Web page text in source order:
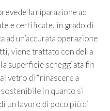
la riparazione ad
e certificate, in grado di
un’accurata operazione
viene trattato con della
superficie scheggiata fin
vetro di “rinascere a
in quanto si
un lavoro di poco più di